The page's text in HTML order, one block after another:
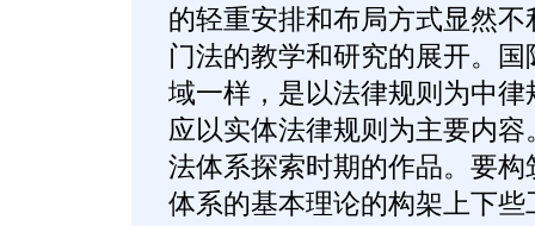
的轻重安排和布局方式显然
门法的教学和研究的展开。
域一样，是以法律规则为中
应以实体法律规则为主要内
法体系探索时期的作品。要
体系的基本理论的构架上下些